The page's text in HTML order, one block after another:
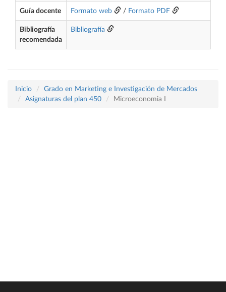
Guía docente Formato web / Formato PDF
Bibliografía
recomendada
Bibliografía
Inicio
Grado en Marketing e Investigación de Mercados
Asignaturas del plan 450
Microeconomia I